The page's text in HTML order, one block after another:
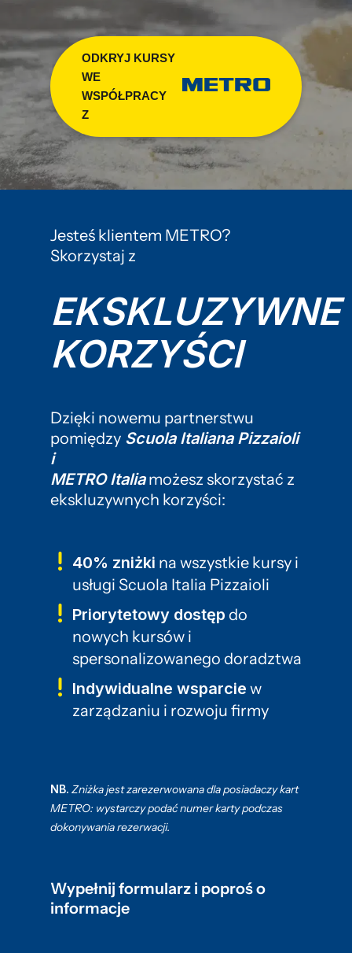
ODKRYJ KURSY
WE
WSPÓŁPRACY
Z
Jesteś klientem METRO?
Skorzystaj z
EKSKLUZYWNE
KORZYŚCI
Dzięki nowemu partnerstwu
pomiędzy Scuola Italiana Pizzaioli
i
METRO Italiamożesz skorzystać z
ekskluzywnych korzyści:
40% zniżki na wszystkie kursy i
usługi Scuola Italia Pizzaioli
Priorytetowy dostęp do
nowych kursów i
spersonalizowanego doradztwa
Indywidualne wsparcie w
zarządzaniu i rozwoju firmy
NB. Zniżka jest zarezerwowana dla posiadaczy kart
METRO: wystarczy podać numer karty podczas
dokonywania rezerwacji.
Wypełnij formularz i poproś o
informacje